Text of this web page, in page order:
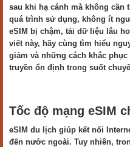
sau khi hạ cánh mà không cần
quá trình sử dụng, không ít
eSIM bị chậm, tải dữ liệu lâu
viết này, hãy cùng tìm hiểu
giảm và những cách khắc
truyền ổn định trong suốt
Tốc độ mạng eSIM
eSIM du lịch giúp kết nối
đến nước ngoài. Tuy nhiên,